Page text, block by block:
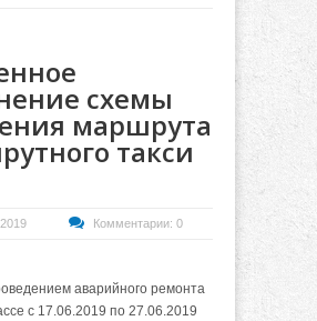
схемы
маршрута
такси
Комментарии: 0
аварийного ремонта
с 17.06.2019 по 27.06.2019